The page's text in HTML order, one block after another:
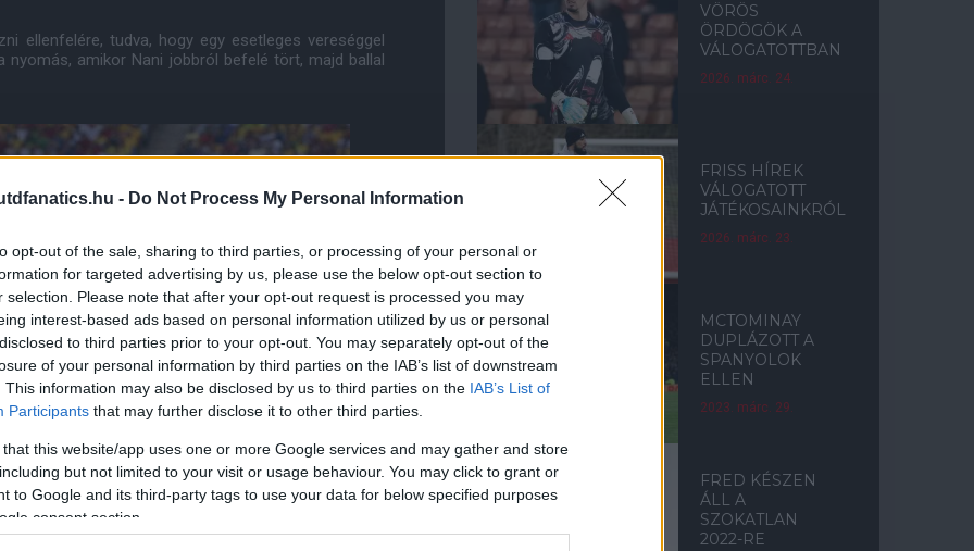
- Do Not Process My Personal Information
opt-out of the sale, sharing to third parties, or processing of your personal or
for targeted advertising by us, please use the below opt-out section to
selection. Please note that after your opt-out request is processed you may
interest-based ads based on personal information utilized by us or personal
to third parties prior to your opt-out. You may separately opt-out of the
of your personal information by third parties on the IAB’s list of downstream
This information may also be disclosed by us to third parties on the IAB’s List of
Participants that may further disclose it to other third parties.
that this website/app uses one or more Google services and may gather and store
but not limited to your visit or usage behaviour. You may click to grant or
to Google and its third-party tags to use your data for below specified purposes
consent section.
ellenfelére, tudva, hogy egy esetleges vereséggel
amikor Nani jobbról befelé tört, majd ballal
VÖRÖS
ÖRDÖGÖK A
VÁLOGATOTTBAN
2026. márc. 24.
FRISS HÍREK
VÁLOGATOTT
JÁTÉKOSAINKRÓL
2026. márc. 23.
MCTOMINAY
DUPLÁZOTT A
SPANYOLOK
ELLEN
2023. márc. 29.
FRED KÉSZEN
ÁLL A
SZOKATLAN
2022-RE